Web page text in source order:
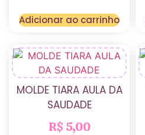
Adicionar ao carrinho
MOLDE TIARA AULA DA
SAUDADE
R$ 5,00